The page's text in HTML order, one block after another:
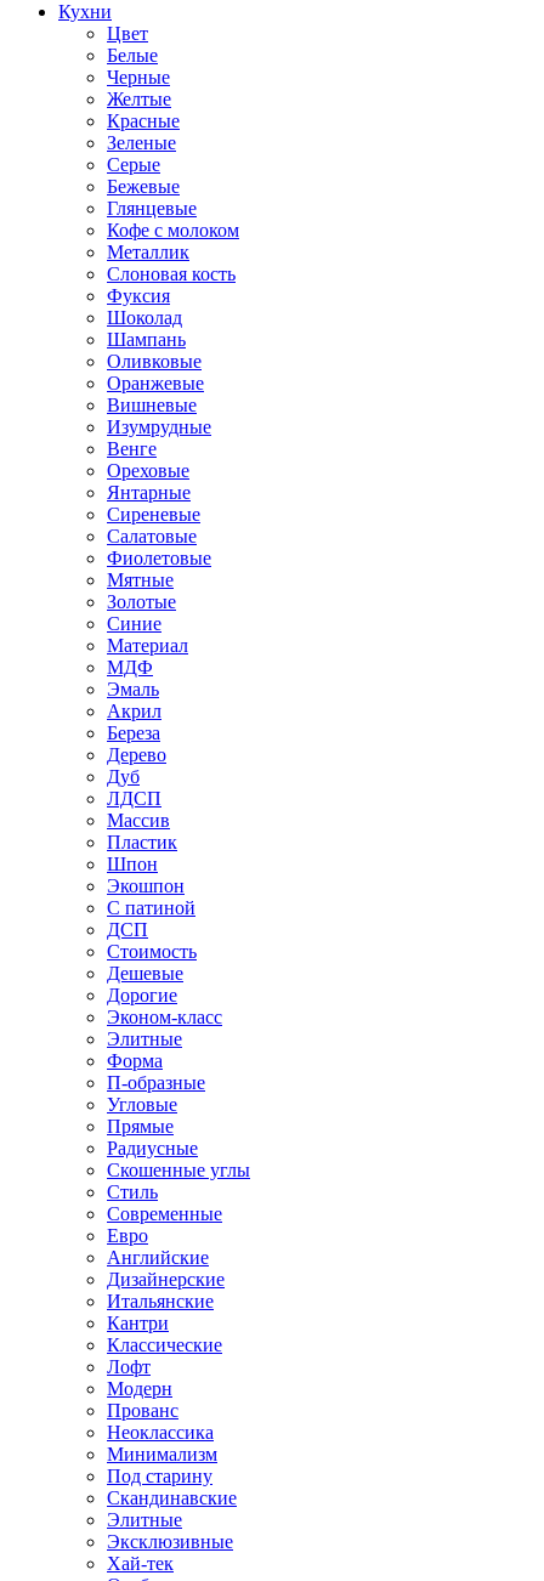
Кухни
Цвет
Белые
Черные
Желтые
Красные
Зеленые
Серые
Бежевые
Глянцевые
Кофе с молоком
Металлик
Слоновая кость
Фуксия
Шоколад
Шампань
Оливковые
Оранжевые
Вишневые
Изумрудные
Венге
Ореховые
Янтарные
Сиреневые
Салатовые
Фиолетовые
Мятные
Золотые
Синие
Материал
МДФ
Эмаль
Акрил
Береза
Дерево
Дуб
ЛДСП
Массив
Пластик
Шпон
Экошпон
С патиной
ДСП
Стоимость
Дешевые
Дорогие
Эконом-класс
Элитные
Форма
П-образные
Угловые
Прямые
Радиусные
Скошенные углы
Стиль
Современные
Евро
Английские
Дизайнерские
Итальянские
Кантри
Классические
Лофт
Модерн
Прованс
Неоклассика
Минимализм
Под старину
Скандинавские
Элитные
Эксклюзивные
Хай-тек